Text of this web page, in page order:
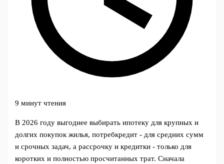
9 минут чтения
В 2026 году выгоднее выбирать ипотеку для крупных и
долгих покупок жилья, потребкредит - для средних сумм
и срочных задач, а рассрочку и кредитки - только для
коротких и полностью просчитанных трат. Сначала